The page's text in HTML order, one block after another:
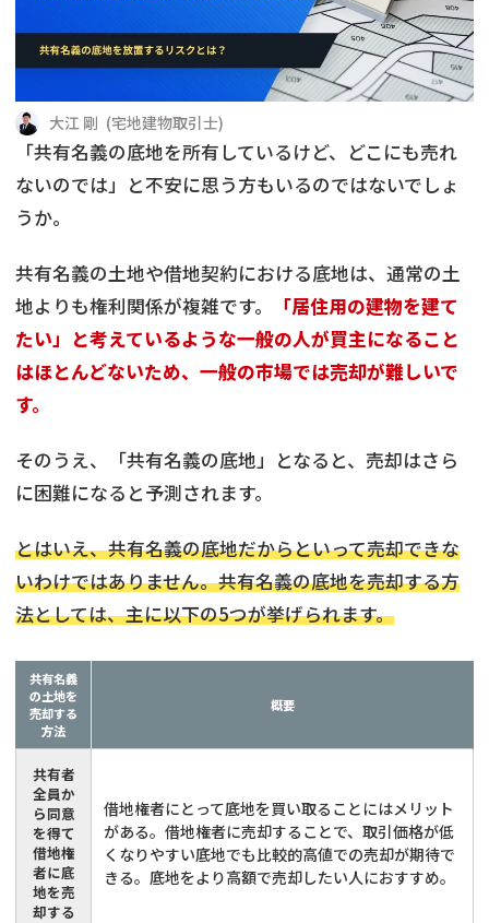
空き家 事故物件
再建築不可 底地
借地
ゴミ屋敷 任意売却
リースバック
不動産コラム
不動産売却 再建築不可物件
共有持分
訳あり不動産 不動産投資
土地売却
借地 不動産リースバック
任意売却 空き家
アンケート調査
業者を探す
大江 剛 (宅地建物取引士)
「共有名義の底地を所有しているけど、どこにも売れ
ないのでは」と不安に思う方もいるのではないでしょ
うか。
共有名義の土地や借地契約における底地は、通常の土
地よりも権利関係が複雑です。
「居住用の建物を建て
たい」と考えているような一般の人が買主になること
はほとんどないため、一般の市場では売却が難しいで
す。
そのうえ、「共有名義の底地」となると、売却はさら
に困難になると予測されます。
とはいえ、共有名義の底地だからといって売却できな
いわけではありません。共有名義の底地を売却する方
法としては、主に以下の5つが挙げられます。
共有名義
の土地を
売却する
方法
概要
共有者
全員か
ら同意
を得て
借地権
者に底
地を売
却する
借地権者にとって底地を買い取ることにはメリット
がある。借地権者に売却することで、取引価格が低
くなりやすい底地でも比較的高値での売却が期待で
きる。底地をより高額で売却したい人におすすめ。